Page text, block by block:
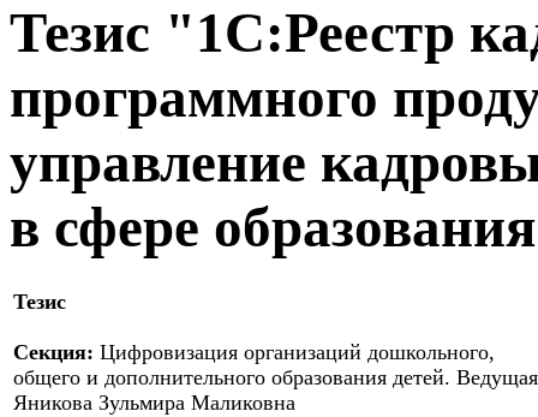
Тезис "1С:Реестр
программного
управление
в сфере
Тезис
Секция: Цифровизация организаций дошкольного,
общего и дополнительного образования детей.
Яникова Зульмира Маликовна